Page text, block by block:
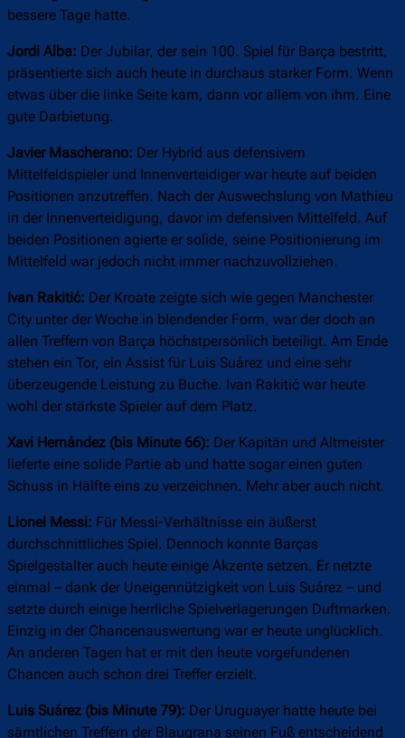
bessere Tage hatte.
Jordi Alba: Der Jubilar, der sein 100. Spiel für Barça bestritt,
präsentierte sich auch heute in durchaus starker Form. Wenn
etwas über die linke Seite kam, dann vor allem von ihm. Eine
gute Darbietung.
Javier Mascherano: Der Hybrid aus defensivem
Mittelfeldspieler und Innenverteidiger war heute auf beiden
Positionen anzutreffen. Nach der Auswechslung von Mathieu
in der Innenverteidigung, davor im defensiven Mittelfeld. Auf
beiden Positionen agierte er solide, seine Positionierung im
Mittelfeld war jedoch nicht immer nachzuvollziehen.
Ivan Rakitić: Der Kroate zeigte sich wie gegen Manchester
City unter der Woche in blendender Form, war der doch an
allen Treffern von Barça höchstpersönlich beteiligt. Am Ende
stehen ein Tor, ein Assist für Luis Suárez und eine sehr
überzeugende Leistung zu Buche. Ivan Rakitić war heute
wohl der stärkste Spieler auf dem Platz.
Xavi Hernández (bis Minute 66): Der Kapitän und Altmeister
lieferte eine solide Partie ab und hatte sogar einen guten
Schuss in Hälfte eins zu verzeichnen. Mehr aber auch nicht.
Lionel Messi: Für Messi-Verhältnisse ein äußerst
durchschnittliches Spiel. Dennoch konnte Barças
Spielgestalter auch heute einige Akzente setzen. Er netzte
einmal – dank der Uneigennützigkeit von Luis Suárez – und
setzte durch einige herrliche Spielverlagerungen Duftmarken.
Einzig in der Chancenauswertung war er heute unglücklich.
An anderen Tagen hat er mit den heute vorgefundenen
Chancen auch schon drei Treffer erzielt.
Luis Suárez (bis Minute 79): Der Uruguayer hatte heute bei
sämtlichen Treffern der Blaugrana seinen Fuß entscheidend